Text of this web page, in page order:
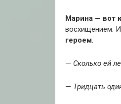
Марина — вот
восхищением.
героем.
— Сколько ей
— Тридцать